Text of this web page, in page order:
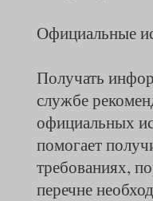
Официальные
Получать
службе
официальных
помогает
требованиях,
перечне